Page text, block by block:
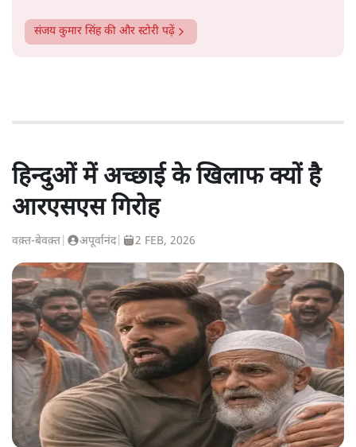
संजय कुमार सिंहकी और स्टोरी पढ़ें
हिन्दुओं में अच्छाई के खिलाफ क्यों है
आरएसएस गिरोह
वक़्त-बेवक़्त अपूर्वानंद| 2 FEB, 2026